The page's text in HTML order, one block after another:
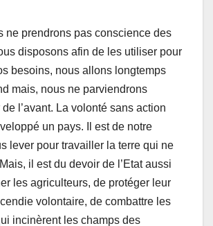
ne prendrons pas conscience des
disposons afin de les utiliser pour
besoins, nous allons longtemps
mais, nous ne parviendrons
l’avant. La volonté sans action
un pays. Il est de notre
lever pour travailler la terre qui ne
il est du devoir de l’Etat aussi
les agriculteurs, de protéger leur
volontaire, de combattre les
incinèrent les champs des